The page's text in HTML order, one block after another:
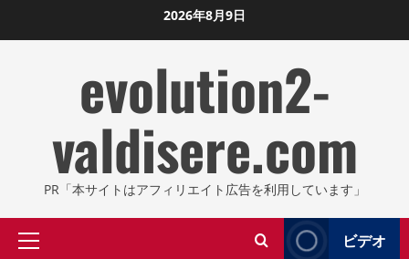
ン
2026年8月9日
evolution2-
valdisere.com
PR「本サイトはアフィリエイト広告を利用しています」
プ
ビデオ